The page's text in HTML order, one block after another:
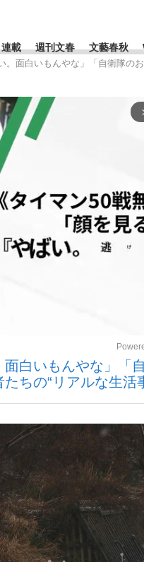
の...
明かす... 「
連載 週刊文春 文藝春秋
一覧
苗
。面白いもんやな」「自衛隊
白いもんやな」「
ちの“リアルな生活